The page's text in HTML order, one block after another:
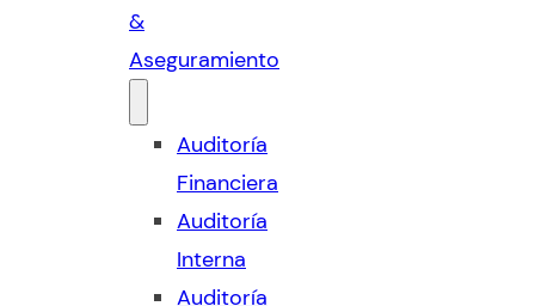
&
Aseguramiento
Auditoría
Financiera
Auditoría
Interna
Auditoría